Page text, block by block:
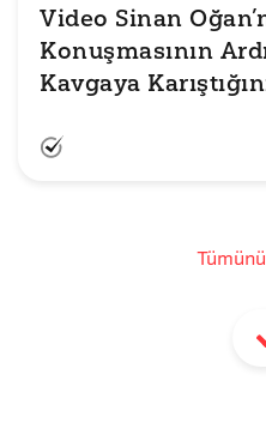
Video Sinan
Konuşmasının
Kavgaya